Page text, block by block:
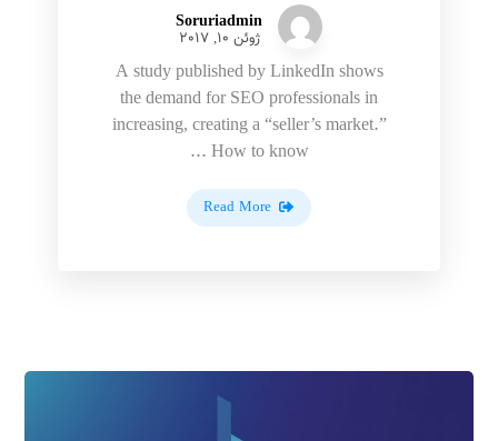
Soruriadmin
ژوئن 10, 2017
A study published by LinkedIn shows
the demand for SEO professionals in
increasing, creating a “seller’s market.”
How to know ...
Read More